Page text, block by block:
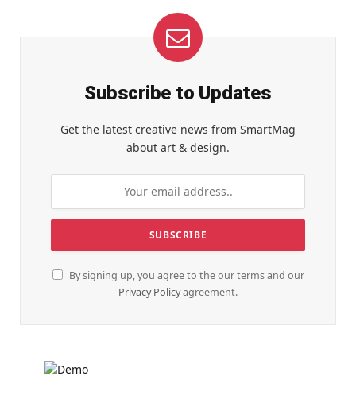
Subscribe to Updates
Get the latest creative news from SmartMag
about art & design.
By signing up, you agree to the our terms and our
Privacy Policyagreement.